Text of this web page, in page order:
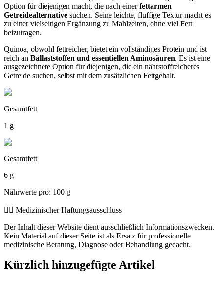
Option für diejenigen macht, die nach einerfettarmen
Getreidealternative suchen. Seine leichte, fluffige Textur macht es
zu einer vielseitigen Ergänzung zu Mahlzeiten, ohne viel Fett
beizutragen.
Quinoa, obwohl fettreicher, bietet ein vollständiges Protein und ist
reich an Ballaststoffen und essentiellen Aminosäuren. Es ist eine
ausgezeichnete Option für diejenigen, die ein nährstoffreicheres
Getreide suchen, selbst mit dem zusätzlichen Fettgehalt.
Gesamtfett
1 g
Gesamtfett
6 g
Nährwerte pro: 100 g
👨‍⚕️️ Medizinischer Haftungsausschluss
Der Inhalt dieser Website dient ausschließlich Informationszwecken.
Kein Material auf dieser Seite ist als Ersatz für professionelle
medizinische Beratung, Diagnose oder Behandlung gedacht.
Kürzlich hinzugefügte Artikel